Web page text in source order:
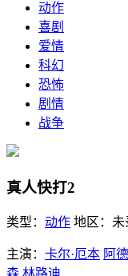
动作
喜剧
爱情
科幻
恐怖
剧情
战争
真人快打2
类型： 动作 地区： 未
主演： 卡尔·厄本 阿